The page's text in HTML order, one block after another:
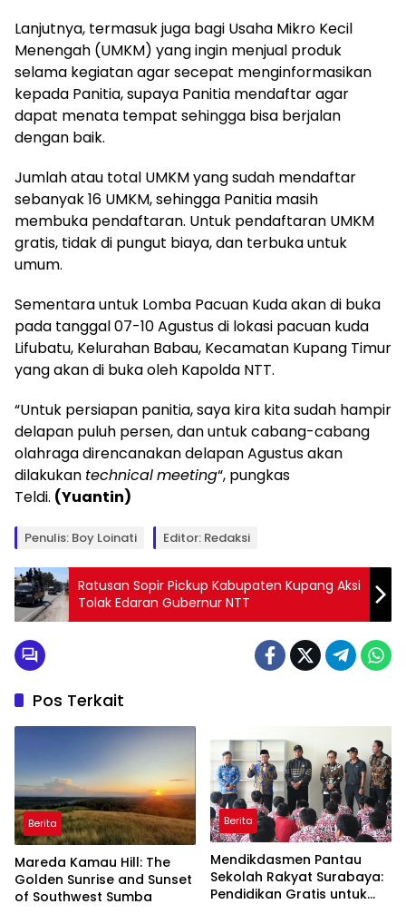
Lanjutnya, termasuk juga bagi Usaha Mikro Kecil
Menengah (UMKM) yang ingin menjual produk
selama kegiatan agar secepat menginformasikan
kepada Panitia, supaya Panitia mendaftar agar
dapat menata tempat sehingga bisa berjalan
dengan baik.
Jumlah atau total UMKM yang sudah mendaftar
sebanyak 16 UMKM, sehingga Panitia masih
membuka pendaftaran. Untuk pendaftaran UMKM
gratis, tidak di pungut biaya, dan terbuka untuk
umum.
Sementara untuk Lomba Pacuan Kuda akan di buka
pada tanggal 07-10 Agustus di lokasi pacuan kuda
Lifubatu, Kelurahan Babau, Kecamatan Kupang Timur
yang akan di buka oleh Kapolda NTT.
“Untuk persiapan panitia, saya kira kita sudah hampir
delapan puluh persen, dan untuk cabang-cabang
olahraga direncanakan delapan Agustus akan
dilakukan technicalmeeting“, pungkas
Teldi. (Yuantin)
Penulis: Boy Loinati Editor: Redaksi
Ratusan Sopir Pickup Kabupaten Kupang Aksi
Tolak Edaran Gubernur NTT
Pos Terkait
Berita
Mareda Kamau Hill: The
Golden Sunrise and Sunset
of Southwest Sumba
Berita
Mendikdasmen Pantau
Sekolah Rakyat Surabaya:
Pendidikan Gratis untuk